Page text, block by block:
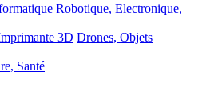
Robotique, Electronique,
3D Drones, Objets
Santé